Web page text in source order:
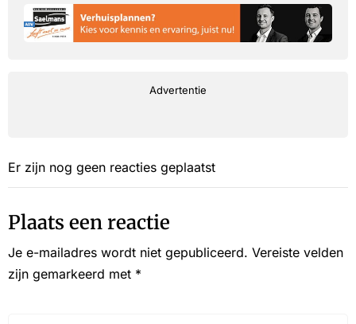
Advertentie
Er zijn nog geen reacties geplaatst
Plaats een reactie
Je e-mailadres wordt niet gepubliceerd. Vereiste velden
zijn gemarkeerd met *